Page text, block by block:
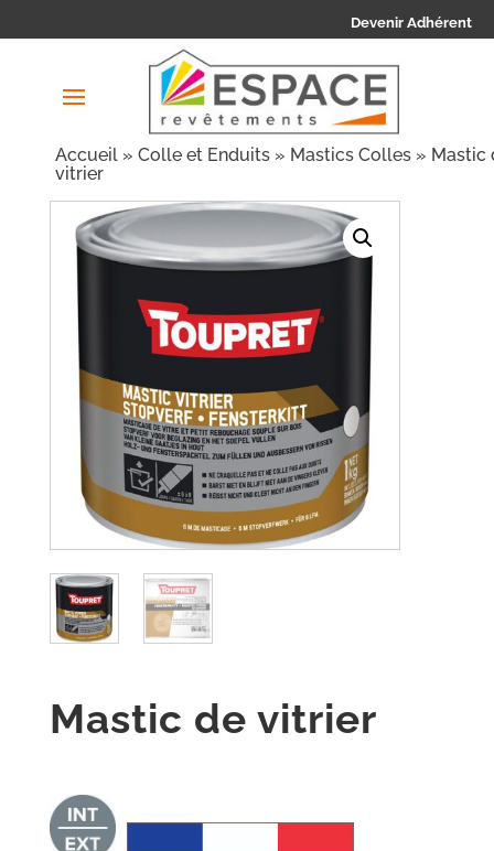
Devenir Adhérent
Accueil » Colle et Enduits » Mastics Colles » Mastic
vitrier
Mastic de vitrier